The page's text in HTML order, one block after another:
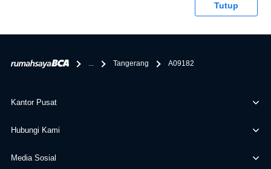
tentang properti disini BCA hanya sebagai pihak
bertanggung jawab terhadap informasi yang rekanan
Tutup
... Tangerang A09182
Kantor Pusat
Hubungi Kami
Media Sosial